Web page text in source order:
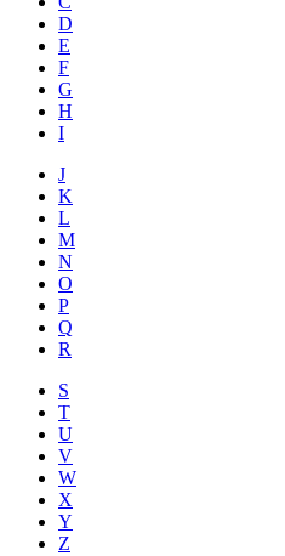
D
E
F
G
H
I
J
K
L
M
N
O
P
Q
R
S
T
U
V
W
X
Y
Z